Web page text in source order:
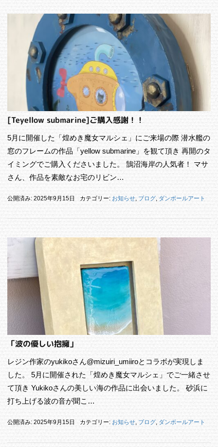
[Teyellow submarine]ご購入感謝！！
5月に開催した「煌めき魔女マルシェ」にご来場の際 潜水艦の
窓のフレームの作品「yellow submarine」を観て頂き 再開のタ
イミングでご購入くださいました。 鵠沼海岸の人気者！ マサ
さん、作品を素敵なお宅のリビン…
公開済み: 2025年9月15日 カテゴリー: お知らせ, ブログ, ダンボールアート
「波の優しい抱擁」
レジン作家のyukikoさん@mizuiri_umiiroとコラボが実現しま
した。 5月に開催された「煌めき魔女マルシェ」でご一緒させ
て頂き Yukikoさんの美しい海の作品に出会いました。 砂浜に
打ち上げる波の音が聞こ…
公開済み: 2025年9月15日 カテゴリー: お知らせ, ブログ, ダンボールアート